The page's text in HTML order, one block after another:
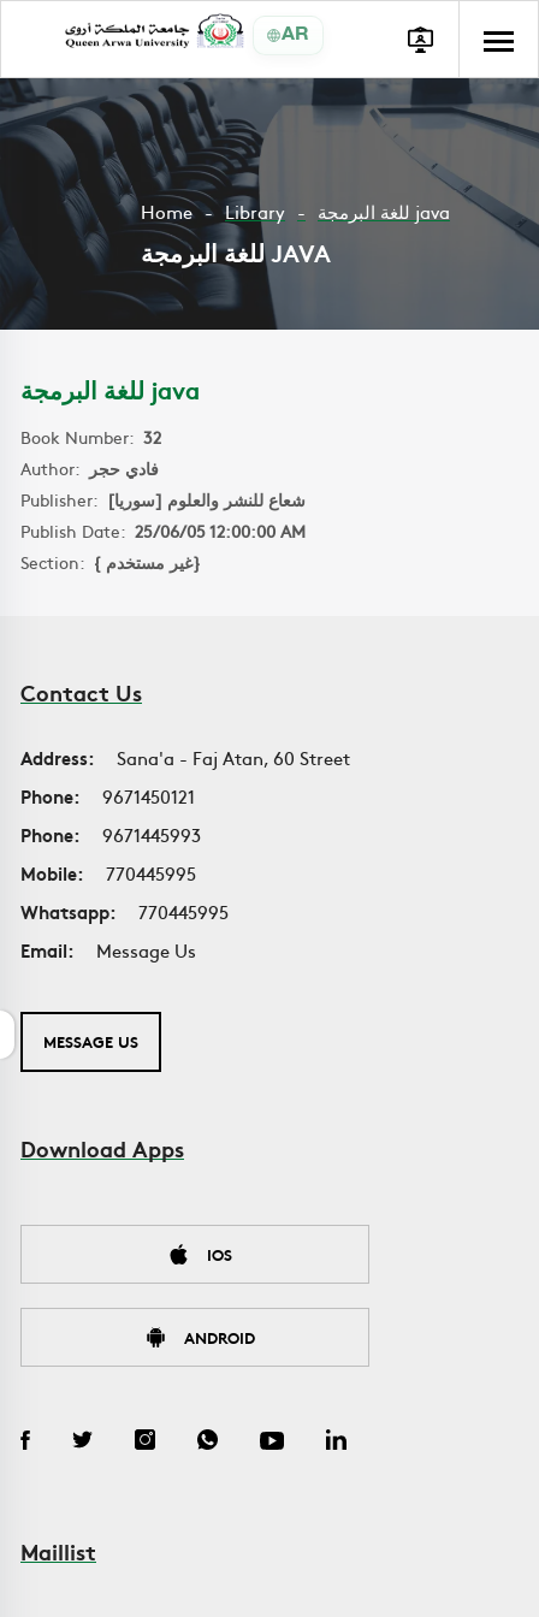
AR
Home Library للغة البرمجة java
للغة البرمجة JAVA
للغة البرمجة java
Book Number: 32
Author: فادي حجر
Publisher: شعاع للنشر والعلوم [سوريا]
Publish Date: 25/06/05 12:00:00 AM
Section:
{ غير مستخدم}
Contact Us
Address:
Sana'a - Faj Atan, 60 Street
Phone:
9671450121
Phone:
9671445993
Mobile:
770445995
Whatsapp:
770445995
Email:
Message Us
MESSAGE US
Download Apps
IOS
ANDROID
Maillist